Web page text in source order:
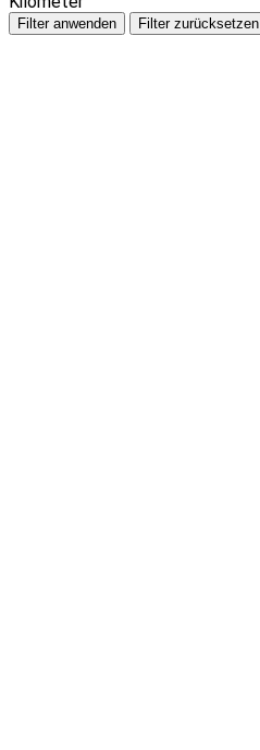
Filter anwenden Filter zurücksetzen